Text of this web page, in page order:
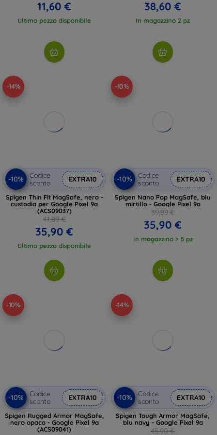
11,60 €
Ultimo pezzo disponibile
38,60 €
In magazzino 2 pz
-14%
-10%
Codice
sconto
EXTRA10
Spigen Thin Fit MagSafe, nero -
custodia per Google Pixel 9a
(ACS09037)
41,89 €
35,90 €
Ultimo pezzo disponibile
-10%
-10%
Codice
sconto
EXTRA10
Spigen Nano Pop MagSafe, blu
mirtillo - Google Pixel 9a
39,89 €
35,90 €
In magazzino > 5 pz
-10%
-10%
Codice
sconto
EXTRA10
Spigen Rugged Armor MagSafe,
nero opaco - Google Pixel 9a
(ACS09041)
-14%
-10%
Codice
sconto
EXTRA10
Spigen Tough Armor MagSafe,
blu navy - Google Pixel 9a
45,90 €